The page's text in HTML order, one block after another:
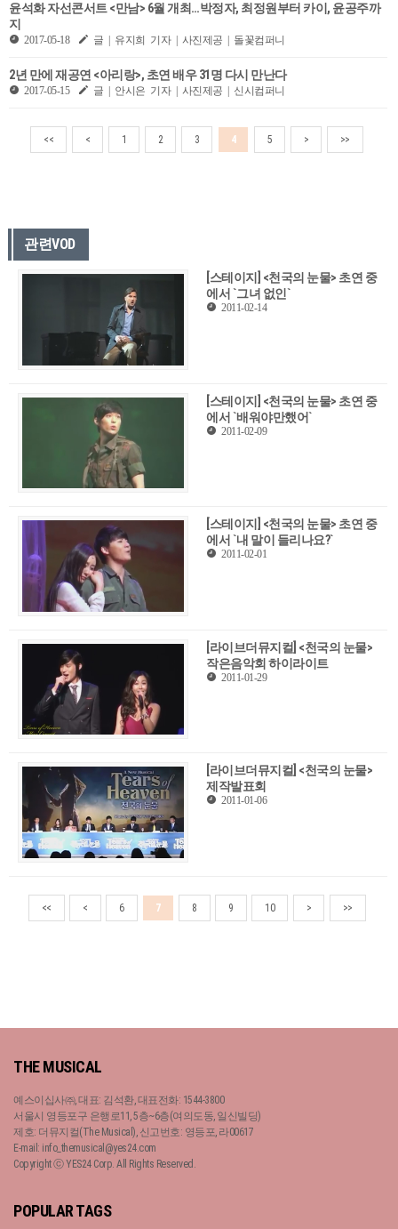
윤석화 자선콘서트 <만남> 6월 개최…박정자, 최정원부터 카이, 윤공주까
지
2017-05-18 글 | 유지희 기자 | 사진제공 | 돌꽃컴퍼니
2년 만에 재공연 <아리랑>, 초연 배우 31명 다시 만난다
2017-05-15 글 | 안시은 기자 | 사진제공 | 신시컴퍼니
<< < 1 2 3 4 5 > >>
관련VOD
[스테이지] <천국의 눈물> 초연 중
에서 `그녀 없인`
2011-02-14
[스테이지] <천국의 눈물> 초연 중
에서 `배워야만했어`
2011-02-09
[스테이지] <천국의 눈물> 초연 중
에서 `내 말이 들리나요?`
2011-02-01
[라이브더뮤지컬] <천국의 눈물>
작은음악회 하이라이트
2011-01-29
[라이브더뮤지컬] <천국의 눈물>
제작발표회
2011-01-06
<< < 6 7 8 9 10 > >>
THE MUSICAL
예스이십사㈜, 대표: 김석환, 대표전화: 1544-3800
서울시 영등포구 은행로11, 5층~6층(여의도동, 일신빌딩)
제호: 더뮤지컬(The Musical), 신고번호: 영등포, 라00617
E-mail: info_themusical@yes24.com
Copyright ⓒ YES24 Corp. All Rights Reserved.
POPULAR TAGS